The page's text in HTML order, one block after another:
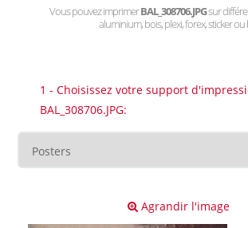
Vous pouvez imprimerBAL_308706.JPGsur
aluminium, bois, plexi, forex, sticker ou
1 - Choisissez votre support
BAL_308706.JPG:
Agrandir l'image